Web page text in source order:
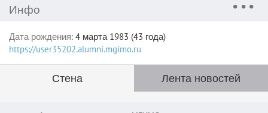
Инфо
Дата рождения: 4 марта 1983 (43 года)
https://user35202.alumni.mgimo.ru
Стена Лента новостей